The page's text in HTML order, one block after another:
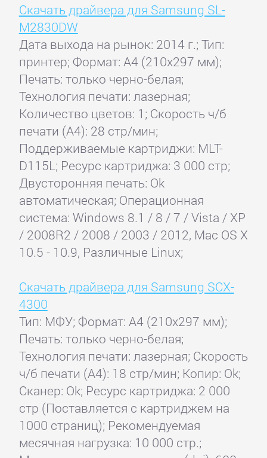
Скачать драйвера для Samsung SL-
M2830DW
Дата выхода на рынок: 2014 г.; Тип:
принтер; Формат: A4 (210x297 мм);
Печать: только черно-белая;
Технология печати: лазерная;
Количество цветов: 1; Скорость ч/б
печати (А4): 28 стр/мин;
Поддерживаемые картриджи: MLT-
D115L; Ресурс картриджа: 3 000 стр;
Двусторонняя печать: Ok
автоматическая; Операционная
система: Windows 8.1 / 8 / 7 / Vista / XP
/ 2008R2 / 2008 / 2003 / 2012, Mac OS X
10.5 - 10.9, Различные Linux;
Скачать драйвера для Samsung SCX-
4300
Тип: МФУ; Формат: A4 (210x297 мм);
Печать: только черно-белая;
Технология печати: лазерная; Скорость
ч/б печати (А4): 18 стр/мин; Копир: Ok;
Сканер: Ok; Ресурс картриджа: 2 000
стр (Поставляется с картриджем на
1000 страниц); Рекомендуемая
месячная нагрузка: 10 000 стр.;